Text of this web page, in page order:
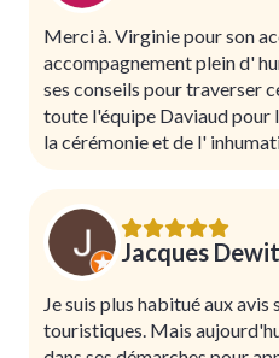
Merci à. Virginie pour son
accompagnement plein d'
ses conseils pour traverser
toute l'équipe Daviaud pour
la cérémonie et de l'
Jacques
Je suis plus habitué aux
touristiques. Mais